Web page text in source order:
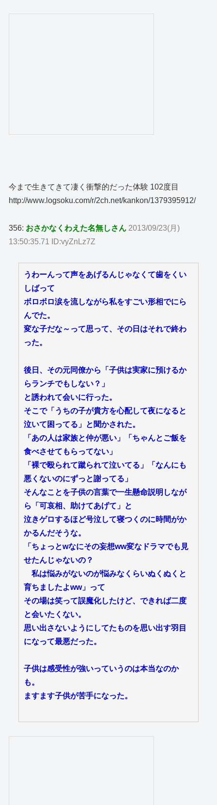
今まで生きてきて凄く衝撃的だった体験 102度目
http://www.logsoku.com/r/2ch.net/kankon/1379395912/
356: おさかなくわえた名無しさん 2013/09/23(月)
13:50:35.71 ID:vyZnLz7Z
うわーんって声をあげるんじゃなくて歯をくい
しばって
ボロボロ涙を流しながら私をすごい形相でにら
んでた。
変な子だな～って思って、その日はそれで終わ
った。
後日、その元同僚から「子供は実家に預けるか
らランチでもしない？」
と誘われて会いに行った。
そこで「うちの子が貴方を心配して夜になると
泣いて困ってる」と聞かされた。
「あの人は家族と仲が悪い」「ちゃんとご飯を
食べさせてもらってない」
「裸で殴られて蹴られて泣いてる」「なんにも
悪くないのにずっと謝ってる」
そんなことを子供の言葉で一生懸命説明しなが
ら「可哀相、助けてあげて」と
泣きゲロするほど号泣して寝つくのに時間がか
かるんだそうな。
「ちょっとwなにその妄想ww変なドラマでも見
せたんじゃないの？
私は悩みがないのが悩みなくらいぬくぬくと
育ちましたよww」って
その場は笑って誤魔化したけど、できれば二度
と会いたくない。
思い出さないようにしてたものを思い出す羽目
になって最悪だった。
子供は感受性が強いっていうのは本当なのか
も。
ますます子供が苦手になった。